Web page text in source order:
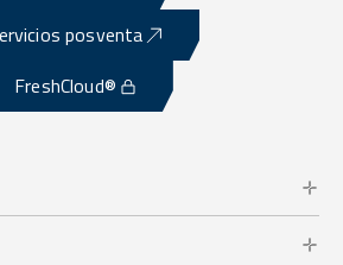
posventa
FreshCloud®